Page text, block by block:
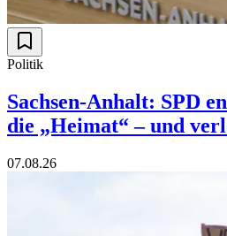
Politik
Sachsen-Anhalt: SPD
die „Heimat“ – und
07.08.26